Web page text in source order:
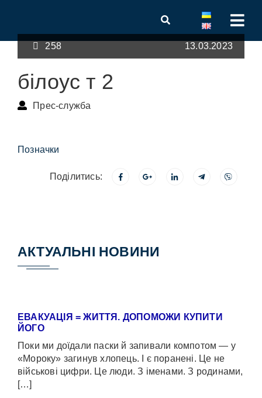
258 13.03.2023
білоус т 2
Прес-служба
Позначки
Поділитись:
АКТУАЛЬНІ НОВИНИ
ЕВАКУАЦІЯ = ЖИТТЯ. ДОПОМОЖИ КУПИТИ
ЙОГО
Поки ми доїдали паски й запивали компотом — у
«Мороку» загинув хлопець. І є поранені. Це не
військові цифри. Це люди. З іменами. З родинами,
[…]